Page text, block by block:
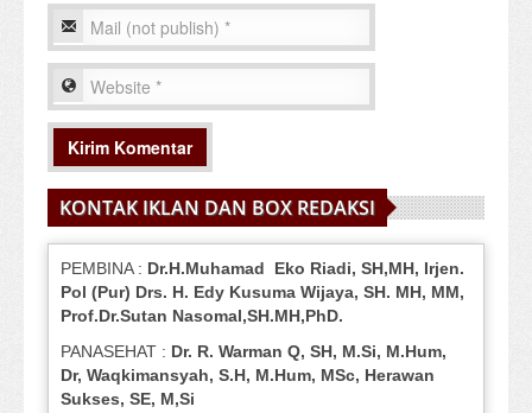
KONTAK IKLAN DAN BOX REDAKSI
PEMBINA : Dr.H.Muhamad Eko Riadi, SH,MH, Irjen.
Pol (Pur) Drs. H. Edy Kusuma Wijaya, SH. MH, MM,
Prof.Dr.Sutan Nasomal,SH.MH,PhD.
PANASEHAT : Dr. R. Warman Q, SH, M.Si, M.Hum,
Dr, Waqkimansyah, S.H, M.Hum, MSc, Herawan
Sukses, SE, M,Si